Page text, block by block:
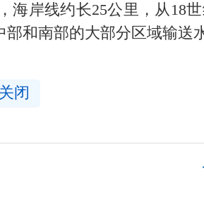
岸线约长25公里，从18
和南部的大部分区域输送
关闭